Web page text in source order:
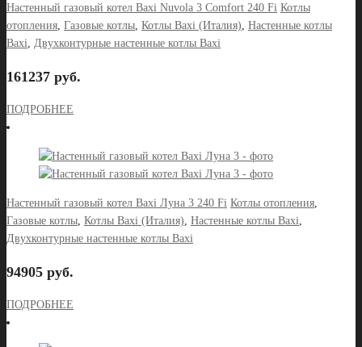
Настенный газовый котел Baxi Nuvola 3 Comfort 240 Fi Котлы
отопления Газовые котлы Котлы Baxi (Италия) Настенные котлы
Baxi
Двухконтурные настенные котлы Baxi
161237 руб.
ПОДРОБНЕЕ
Настенный газовый котел Baxi Луна 3 240 Fi Котлы отопления
Газовые котлы Котлы Baxi (Италия) Настенные котлы Baxi
Двухконтурные настенные котлы Baxi
94905 руб.
ПОДРОБНЕЕ